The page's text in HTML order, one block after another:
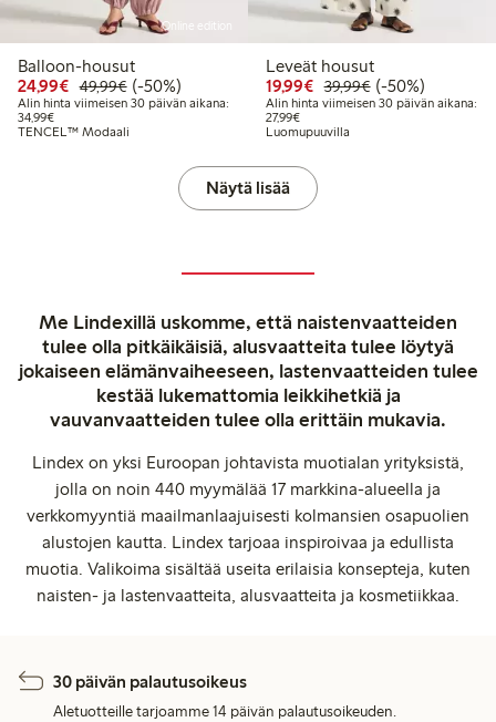
Online edition
Balloon-housut
24,99€ Alennettu hinta: 24,99 €
49,99€Normaalihinta: 49,99 €
50% alennus
(-50%)
Alin hinta viimeisen 30 päivän aikana:
34,99€Alin hinta viimeisen 30 päivän aikana: 34,99 €
TENCEL™ Modaali
Leveät housut
19,99€ Alennettu hinta: 19,99
39,99€Normaalihinta:
50% alennus
(-50%)
Alin hinta viimeisen 30 päivän aikana:
27,99€Alin hinta viimeisen 30 päivän
Luomupuuvilla
Näytä lisää
Me Lindexillä uskomme, että naistenvaatteiden
tulee olla pitkäikäisiä, alusvaatteita tulee löytyä
jokaiseen elämänvaiheeseen, lastenvaatteiden tulee
kestää lukemattomia leikkihetkiä ja
vauvanvaatteiden tulee olla erittäin mukavia.
Lindex on yksi Euroopan johtavista muotialan yrityksistä,
jolla on noin 440 myymälää 17 markkina-alueella ja
verkkomyyntiä maailmanlaajuisesti kolmansien osapuolien
alustojen kautta. Lindex tarjoaa inspiroivaa ja edullista
muotia. Valikoima sisältää useita erilaisia konsepteja, kuten
naisten- ja lastenvaatteita, alusvaatteita ja kosmetiikkaa.
30 päivän palautusoikeus
Aletuotteille tarjoamme 14 päivän palautusoikeuden.